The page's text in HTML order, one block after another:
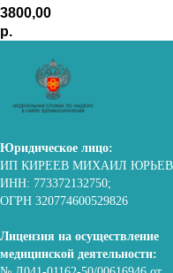
3800,00
р.
Юридическое лицо:
ИП КИРЕЕВ МИХАИЛ
ИНН: 773372132750;
ОГРН 320774600529826
Лицензия на осуществление
медицинской деятельности: